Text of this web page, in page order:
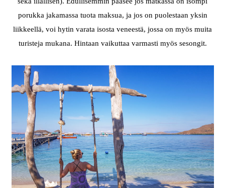
porukka jakamassa tuota maksua, ja jos on puolestaan yksin
liikkeellä, voi hytin varata isosta veneestä, jossa on myös muita
turisteja mukana. Hintaan vaikuttaa varmasti myös sesongit.